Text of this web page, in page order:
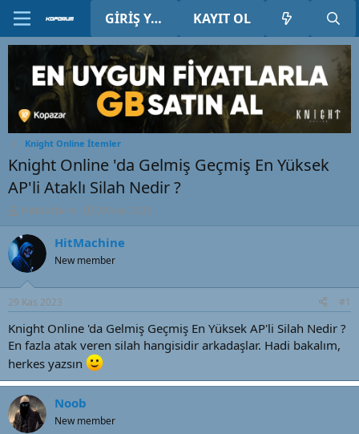
GIRIŞ YAP KAYIT OL
Knight Online İtemler
Knight Online 'da Gelmiş Geçmiş En Yüksek
AP'li Ataklı Silah Nedir ?
K
o
n
u
y
u
B
a
ş
a
t
a
n
HitMachine
B
a
ş
a
ı
ç
a
r
i
29 Kas 2023
HitMachine
New member
29 Kas 2023 #1
Knight Online 'da Gelmiş Geçmiş En Yüksek AP'li Silah Nedir ?
En fazla atak veren silah hangisidir arkadaşlar. Hadi bakalım,
herkes yazsın
Noob
New member